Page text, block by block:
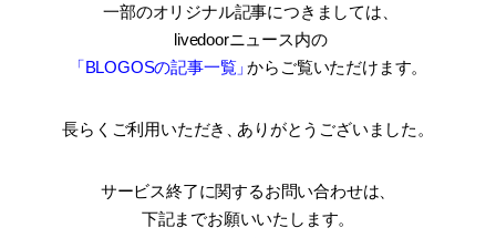
一部のオリジナル記事につきましては
livedoorニュース内の
「BLOGOSの記事一覧」からご覧いただけます。
長らくご利用いただき ありがとうございました。
サービス終了に関するお問い合わせは、
下記までお願いいたします。